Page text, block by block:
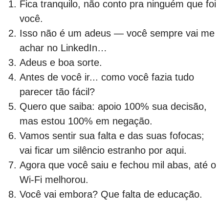
Fica tranquilo, não conto pra ninguém que foi
você.
Isso não é um adeus — você sempre vai me
achar no LinkedIn…
Adeus e boa sorte.
Antes de você ir... como você fazia tudo
parecer tão fácil?
Quero que saiba: apoio 100% sua decisão,
mas estou 100% em negação.
Vamos sentir sua falta e das suas fofocas;
vai ficar um silêncio estranho por aqui.
Agora que você saiu e fechou mil abas, até o
Wi-Fi melhorou.
Você vai embora? Que falta de educação.